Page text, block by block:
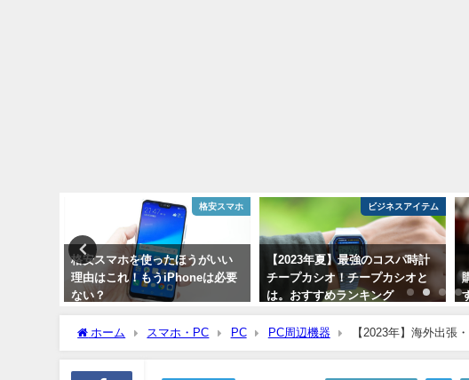
ビジネスアイテム
【2023年夏】最強のコスパ時計
チープカシオ！チープカシオと
は。おすすめランキング
スマホ周辺機器
【まとめ】iPhone12 iPhone11
購入したら、最初に買うべきお
すすめ便利グッズ３選
ホーム スマホ・PC PC PC周辺機器 【2023年】海外出張